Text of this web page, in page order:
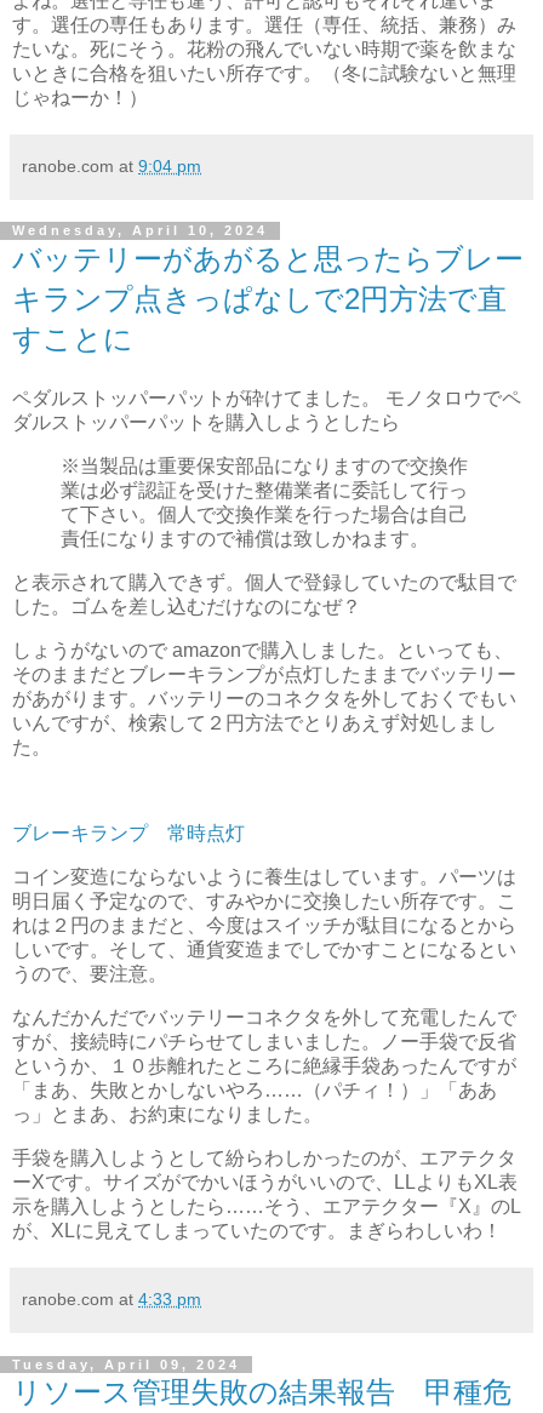
す。選任の専任もあります。選任（専任、統括、兼務）み
たいな。死にそう。花粉の飛んでいない時期で薬を飲まな
いときに合格を狙いたい所存です。（冬に試験ないと無理
じゃねーか！）
ranobe.com at 9:04 pm
Wednesday, April 10, 2024
バッテリーがあがると思ったらブレー
キランプ点きっぱなしで2円方法で直
すことに
ペダルストッパーパットが砕けてました。 モノタロウでペ
ダルストッパーパットを購入しようとしたら
※当製品は重要保安部品になりますので交換作
業は必ず認証を受けた整備業者に委託して行っ
て下さい。個人で交換作業を行った場合は自己
責任になりますので補償は致しかねます。
と表示されて購入できず。個人で登録していたので駄目で
した。ゴムを差し込むだけなのになぜ？
しょうがないので amazonで購入しました。といっても、
そのままだとブレーキランプが点灯したままでバッテリー
があがります。バッテリーのコネクタを外しておくでもい
いんですが、検索して２円方法でとりあえず対処しまし
た。
ブレーキランプ 常時点灯
コイン変造にならないように養生はしています。パーツは
明日届く予定なので、すみやかに交換したい所存です。こ
れは２円のままだと、今度はスイッチが駄目になるとから
しいです。そして、通貨変造までしでかすことになるとい
うので、要注意。
なんだかんだでバッテリーコネクタを外して充電したんで
すが、接続時にパチらせてしまいました。ノー手袋で反省
というか、１０歩離れたところに絶縁手袋あったんですが
「まあ、失敗とかしないやろ……（パチィ！）」「ああ
っ」とまあ、お約束になりました。
手袋を購入しようとして紛らわしかったのが、エアテクタ
ーXです。サイズがでかいほうがいいので、LLよりもXL表
示を購入しようとしたら……そう、エアテクター『X』のL
が、XLに見えてしまっていたのです。まぎらわしいわ！
ranobe.com at 4:33 pm
Tuesday, April 09, 2024
リソース管理失敗の結果報告 甲種危